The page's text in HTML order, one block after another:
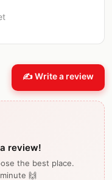
✍️ Write a review
review!
the best place.
🙌